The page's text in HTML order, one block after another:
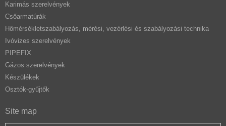
Karimás szerelvények
Csőarmatúrák
Hőmérsékletszabályozás, mérési, vezérlési és szabályozási technika
Ivóvizes szerelvények
PIPEFIX
Gázos szerelvények
Készülékek
Osztók-gyűjtők
Site map